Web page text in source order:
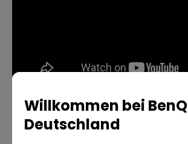
Willkommen bei BenQ
Deutschland